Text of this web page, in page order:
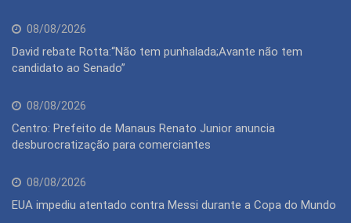
08/08/2026
David rebate Rotta:“Não tem punhalada;Avante não tem
candidato ao Senado”
08/08/2026
Centro: Prefeito de Manaus Renato Junior anuncia
desburocratização para comerciantes
08/08/2026
EUA impediu atentado contra Messi durante a Copa do Mundo